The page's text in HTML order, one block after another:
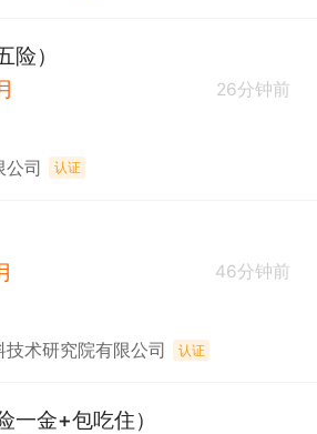
险）
26分钟前
司 认证
46分钟前
术研究院有限公司 认证
一金+包吃住）